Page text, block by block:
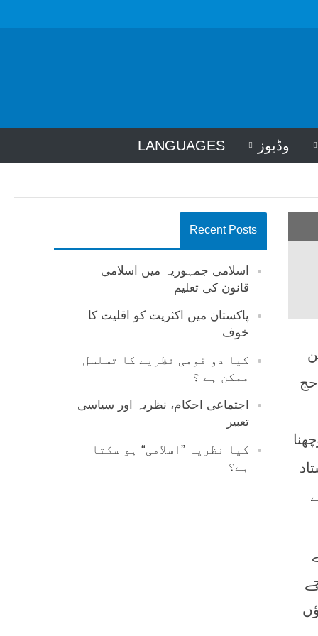
وڈیوز LANGUAGES
Recent Posts
اسلامی جمہوریہ میں اسلامی
قانون کی تعلیم
پاکستان میں اکثریت کو اقلیت کا
خوف
کیا دو قومی نظریے کا تسلسل
ممکن ہے ؟
اجتماعی احکام، نظریہ اور سیاسی
تعبیر
کیا نظریہ ”اسلامی“ ہو سکتا
ہے؟